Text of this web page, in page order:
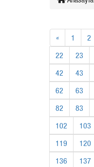
« 1 2
22
23
42
43
62
63
82
83
102
103
119
120
136
137